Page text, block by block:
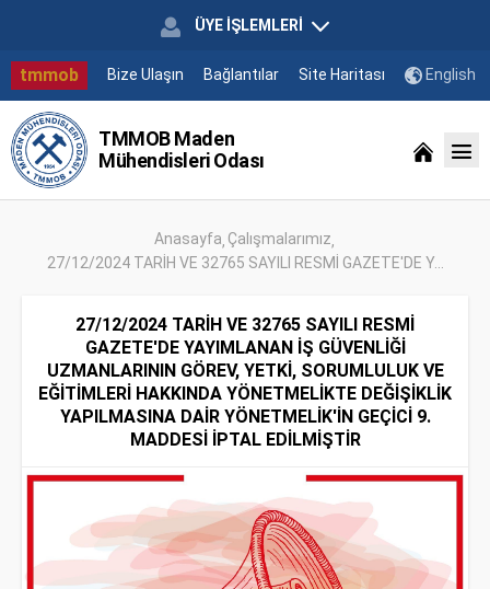
ÜYE İŞLEMLERİ
tmmob Bize Ulaşın Bağlantılar Site Haritası English
TMMOB Maden
Mühendisleri Odası
Anasayfa Çalışmalarımız
27/12/2024 TARİH VE 32765 SAYILI RESMİ GAZETE'DE Y...
27/12/2024 TARİH VE 32765 SAYILI RESMİ
GAZETE'DE YAYIMLANAN İŞ GÜVENLİĞİ
UZMANLARININ GÖREV, YETKİ, SORUMLULUK VE
EĞİTİMLERİ HAKKINDA YÖNETMELİKTE DEĞİŞİKLİK
YAPILMASINA DAİR YÖNETMELİK'İN GEÇİCİ 9.
MADDESİ İPTAL EDİLMİŞTİR